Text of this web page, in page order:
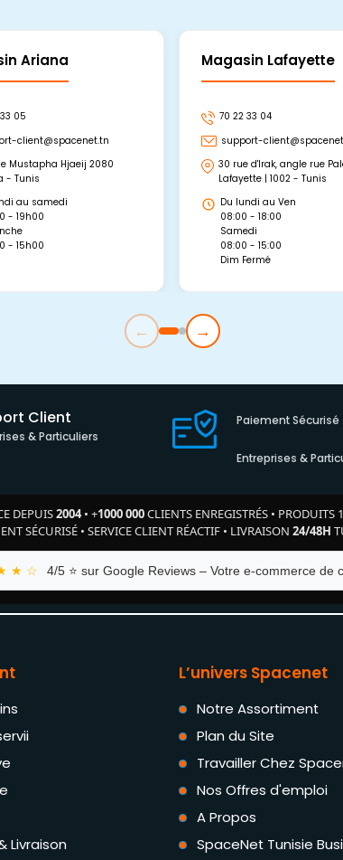
Ariana
05
client@spacenet.tn
Mustapha Hjaeij 2080
- Tunis
au samedi
- 19h00
- 15h00
Magasin Lafayette
70 22 33 04
support-
30 rue d'Irak, angle rue
Lafayette | 1002 - Tunis
Du lundi au Ven
08:00 - 18:00
Samedi
08:00 - 15:00
Dim Fermé
← →
Client
& Particuliers
Paiement Sécurisé
Entreprises &
DEPUIS2004• +1000 000CLIENTS ENREGISTRÉS• PRODUITS
SÉCURISÉ • SERVICE CLIENT RÉACTIF • LIVRAISON 24/48H
★ ☆ 4/5 ⭐ sur Google Reviews – Votre e-commerce de
Livraison
L’univers Spacenet
Notre Assortiment
Plan du Site
Travailler Chez
Nos Offres d'emploi
A Propos
SpaceNet Tunisie